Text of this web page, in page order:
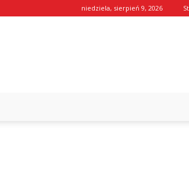
niedziela, sierpień 9, 2026